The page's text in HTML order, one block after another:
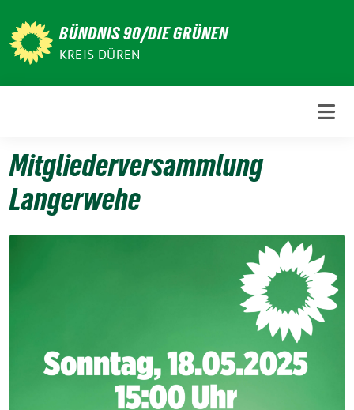
zum
Inhalt
BÜNDNIS 90/DIE GRÜNEN
KREIS DÜREN
Mitgliederversammlung
Langerwehe